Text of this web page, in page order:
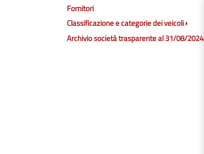
Fornitori
Classificazione e categorie dei veicoli
Archivio società trasparente al 31/08/2024